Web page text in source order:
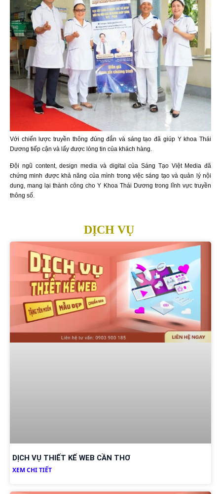
Với chiến lược truyền thông đúng đắn và sáng tạo đã giúp Y khoa Thái
Dương tiếp cận và lấy được lòng tin của khách hàng.
Đội ngũ content, design media và digital của Sáng Tạo Việt Media đã
chứng minh được khả năng của mình trong việc sáng tạo và quản lý nội
dung, mang lại thành công cho Y Khoa Thái Dương trong lĩnh vực truyền
thông số.
DỊCH VỤ
DỊCH VỤ THIẾT KẾ WEB CẦN THƠ
XEM CHI TIẾT